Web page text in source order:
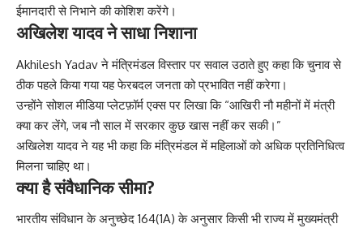
ईमानदारी से निभाने की कोशिश करेंगे।
अखिलेश यादव ने साधा निशाना
Akhilesh Yadav ने मंत्रिमंडल विस्तार पर सवाल उठाते हुए कहा कि चुनाव से
ठीक पहले किया गया यह फेरबदल जनता को प्रभावित नहीं करेगा।
उन्होंने सोशल मीडिया प्लेटफ़ॉर्म एक्स पर लिखा कि “आखिरी नौ महीनों में मंत्री
क्या कर लेंगे, जब नौ साल में सरकार कुछ खास नहीं कर सकी।”
अखिलेश यादव ने यह भी कहा कि मंत्रिमंडल में महिलाओं को अधिक प्रतिनिधित्व
मिलना चाहिए था।
क्या है संवैधानिक सीमा?
भारतीय संविधान के अनुच्छेद 164(1A) के अनुसार किसी भी राज्य में मुख्यमंत्री